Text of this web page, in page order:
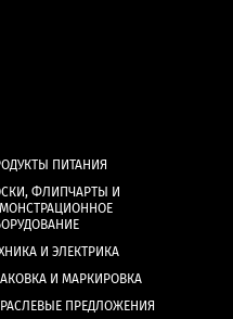
ПИТАНИЯ
ФЛИПЧАРТЫ И
И ЭЛЕКТРИКА
И МАРКИРОВКА
ПРЕДЛОЖЕНИЯ